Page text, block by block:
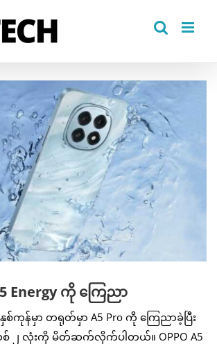
Energy ကို ကြေညာ
စ်ကုန်မှာ တရုတ်မှာ A5 Pro ကို ကြေညာခဲ့ပြီး
၂ လုံးကို မိတ်ဆက်လိုက်ပါတယ်။ OPPO A5